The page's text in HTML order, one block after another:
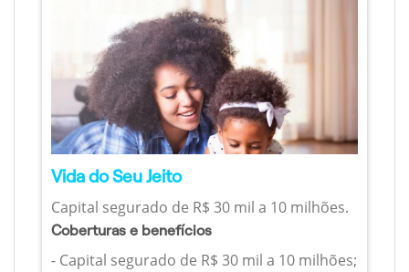
Vida do Seu Jeito
Capital segurado de R$ 30 mil a 10 milhões.
Coberturas e benefícios
- Capital segurado de R$ 30 mil a 10 milhões;